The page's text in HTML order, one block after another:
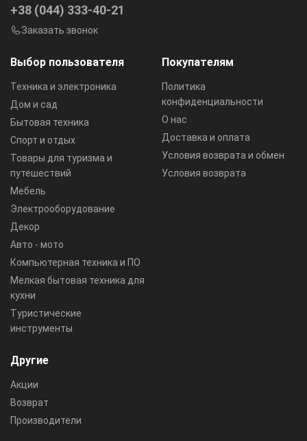
Выбор пользователя
Техника и электроника
Дом и сад
Бытовая техника
Спорт и отдых
Товары для туризма и
путешествий
Мебель
Электрооборудование
Декор
Авто - мото
Компьютерная техника и ПО
Мелкая бытовая техника для
кухни
Туристические
инструменты
Покупателям
Политика
конфиденциальности
О нас
Доставка и оплата
Условия возврата и обмен
Условия возврата
Другие
Акции
Возврат
Производители
+38 (044) 333-40-21
Заказать звонок